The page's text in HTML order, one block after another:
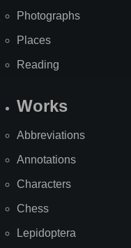
Photographs
Places
Reading
Works
Abbreviations
Annotations
Characters
Chess
Lepidoptera